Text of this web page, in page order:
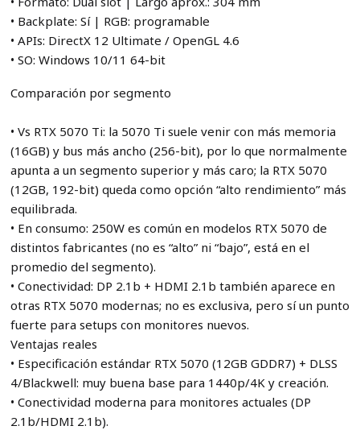
• Backplate: Sí | RGB: programable
• APIs: DirectX 12 Ultimate / OpenGL 4.6
• SO: Windows 10/11 64-bit
Comparación por segmento
• Vs RTX 5070 Ti: la 5070 Ti suele venir con más memoria
(16GB) y bus más ancho (256-bit), por lo que normalmente
apunta a un segmento superior y más caro; la RTX 5070
(12GB, 192-bit) queda como opción “alto rendimiento” más
equilibrada.
• En consumo: 250W es común en modelos RTX 5070 de
distintos fabricantes (no es “alto” ni “bajo”, está en el
promedio del segmento).
• Conectividad: DP 2.1b + HDMI 2.1b también aparece en
otras RTX 5070 modernas; no es exclusiva, pero sí un punto
fuerte para setups con monitores nuevos.
Ventajas reales
• Especificación estándar RTX 5070 (12GB GDDR7) + DLSS
4/Blackwell: muy buena base para 1440p/4K y creación.
• Conectividad moderna para monitores actuales (DP
2.1b/HDMI 2.1b).